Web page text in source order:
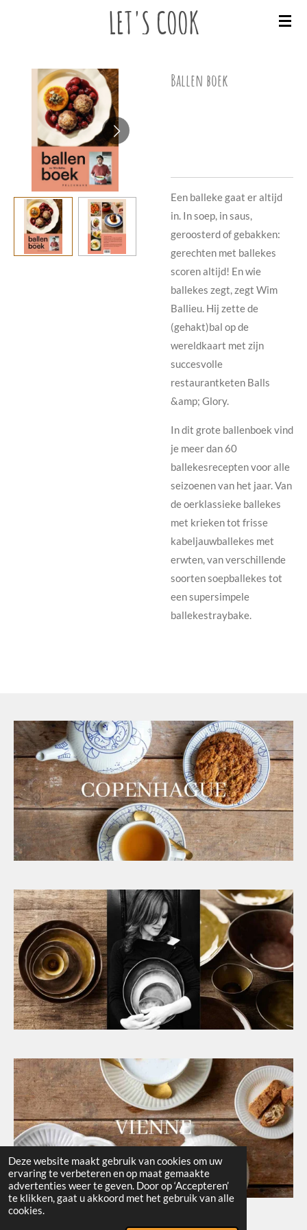
Deze website maakt gebruik van cookies om uw
ervaring te verbeteren en op maat gemaakte
advertenties weer te geven. Door op ‘Accepteren’
te klikken, gaat u akkoord met het gebruik van alle
cookies.
hoofdinhoud
LET'S COOK
Ballen boek
Een balleke gaat er altijd
in. In soep, in saus,
geroosterd of gebakken:
gerechten met ballekes
scoren altijd! En wie
ballekes zegt, zegt Wim
Ballieu. Hij zette de
(gehakt)bal op de
wereldkaart met zijn
succesvolle
restaurantketen Balls
&amp; Glory.
In dit grote ballenboek vind
je meer dan 60
ballekesrecepten voor alle
seizoenen van het jaar. Van
de oerklassieke ballekes
met krieken tot frisse
kabeljauwballekes met
erwten, van verschillende
soorten soepballekes tot
een supersimpele
ballekestraybake.
© 2024 - 2026 Let's Cook